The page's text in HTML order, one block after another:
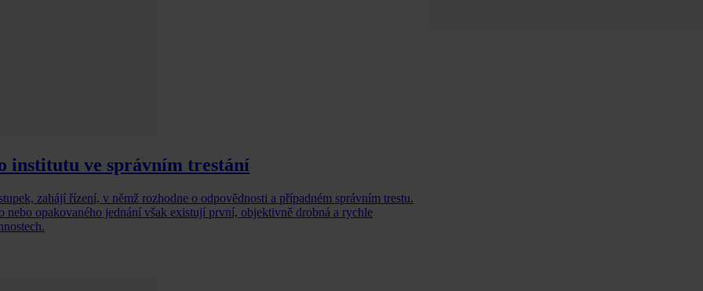
institutu ve správním trestání
zahájí řízení, v němž rozhodne o odpovědnosti a případném správním trestu.
opakovaného jednání však existují první, objektivně drobná a rychle